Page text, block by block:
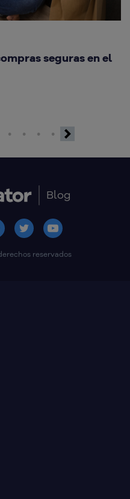
seguras en el
Blog
reservados